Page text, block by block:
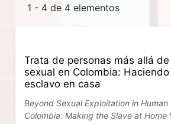
1 - 4 de 4 elementos
Trata de personas más allá
sexual en Colombia:
esclavo en casa
Beyond Sexual Exploitation in
Colombia: Making the Slave at Home